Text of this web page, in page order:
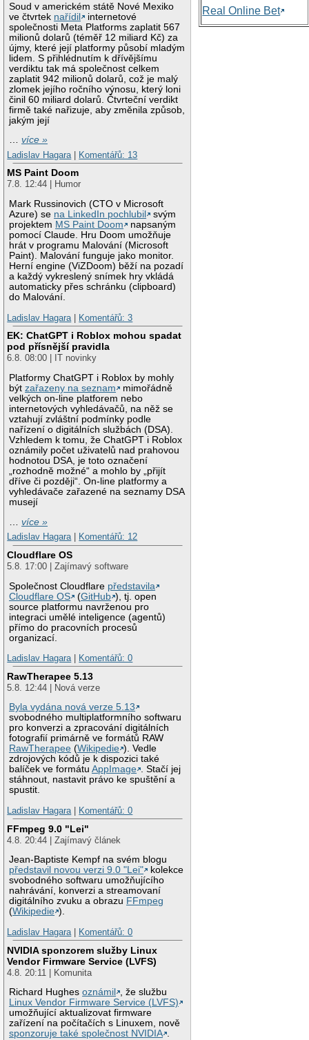
Soud v americkém státě Nové Mexiko
ve čtvrtek nařídil
internetové
společnosti Meta Platforms zaplatit 567
milionů dolarů (téměř 12 miliard Kč) za
újmy, které její platformy působí mladým
lidem. S přihlédnutím k dřívějšímu
verdiktu tak má společnost celkem
zaplatit 942 milionů dolarů, což je malý
zlomek jejího ročního výnosu, který loni
činil 60 miliard dolarů. Čtvrteční verdikt
firmě také nařizuje, aby změnila způsob,
jakým její
…více »
Ladislav Hagara
Komentářů: 13
MS Paint Doom
7.8. 12:44 | Humor
Mark Russinovich (CTO v Microsoft
Azure) se na LinkedIn pochlubil
svým
projektem MS Paint Doom
napsaným
pomocí Claude. Hru Doom umožňuje
hrát v programu Malování (Microsoft
Paint). Malování funguje jako monitor.
Herní engine (ViZDoom) běží na pozadí
a každý vykreslený snímek hry vkládá
automaticky přes schránku (clipboard)
do Malování.
Ladislav Hagara
Komentářů: 3
EK: ChatGPT i Roblox mohou spadat
pod přísnější pravidla
6.8. 08:00 | IT novinky
Platformy ChatGPT i Roblox by mohly
býtzařazeny na seznam
mimořádně
velkých on-line platforem nebo
internetových vyhledávačů, na něž se
vztahují zvláštní podmínky podle
nařízení o digitálních službách (DSA).
Vzhledem k tomu, že ChatGPT i Roblox
oznámily počet uživatelů nad prahovou
hodnotou DSA, je toto označení
„rozhodně možné“ a mohlo by „přijít
dříve či později“. On-line platformy a
vyhledávače zařazené na seznamy DSA
musejí
…více »
Ladislav Hagara| Komentářů: 12
Cloudflare OS
5.8. 17:00 | Zajímavý software
Společnost Cloudflare představila
Cloudflare OS
(GitHub ), tj. open
source platformu navrženou pro
integraci umělé inteligence (agentů)
přímo do pracovních procesů
organizací.
Ladislav Hagara| Komentářů: 0
RawTherapee 5.13
5.8. 12:44 | Nová verze
Byla vydána nová verze 5.13
svobodného multiplatformního softwaru
pro konverzi a zpracování digitálních
fotografií primárně ve formátů RAW
RawTherapee (Wikipedie ). Vedle
zdrojových kódů je k dispozici také
balíček ve formátuAppImage . Stačí jej
stáhnout, nastavit právo ke spuštění a
spustit.
Ladislav Hagara| Komentářů: 0
FFmpeg 9.0 "Lei"
4.8. 20:44 | Zajímavý článek
Jean-Baptiste Kempf na svém blogu
představil novou verzi 9.0 "Lei"
kolekce
svobodného softwaru umožňujícího
nahrávání, konverzi a streamovaní
digitálního zvuku a obrazu FFmpeg
(Wikipedie ).
Ladislav Hagara| Komentářů: 0
NVIDIA sponzorem služby Linux
Vendor Firmware Service (LVFS)
4.8. 20:11 | Komunita
Richard Hughesoznámil
, že službu
Linux Vendor Firmware Service (LVFS)
umožňující aktualizovat firmware
zařízení na počítačích s Linuxem, nově
sponzoruje také společnost NVIDIA .
Real Online Bet